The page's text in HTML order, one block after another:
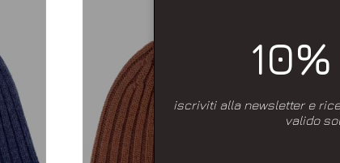
iscriviti alla newsletter e
valido